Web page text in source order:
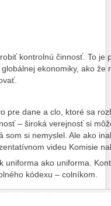
kontrolnú činnosť. To je
ekonomiky, ako že
pre dane a clo, ktoré sa
– široká verejnosť si
som si nemyslel. Ale ako
videu Komisie
uniforma ako uniforma.
kódexu – colníkom.